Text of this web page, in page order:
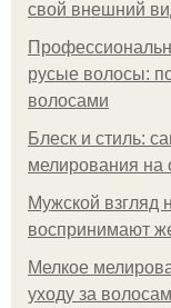
свой внешний
русые волосы:
волосами
Блеск и стиль:
мелирования на
Мужской взгляд
воспринимают
Мелкое
уходу за